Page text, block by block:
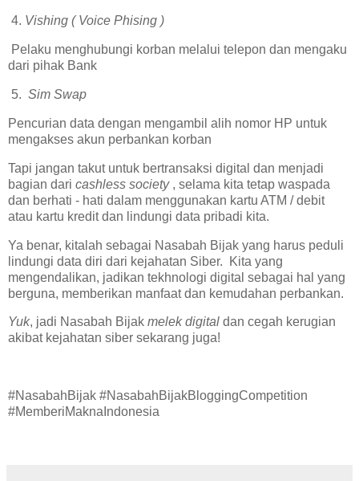
4. Vishing ( Voice Phising )
Pelaku menghubungi korban melalui telepon dan mengaku
dari pihak Bank
5. Sim Swap
Pencurian data dengan mengambil alih nomor HP untuk
mengakses akun perbankan korban
Tapi jangan takut untuk bertransaksi digital dan menjadi
bagian dari cashless society, selama kita tetap waspada
dan berhati - hati dalam menggunakan kartu ATM / debit
atau kartu kredit dan lindungi data pribadi kita.
Ya benar, kitalah sebagai Nasabah Bijak yang harus peduli
lindungi data diri dari kejahatan Siber. Kita yang
mengendalikan, jadikan tekhnologi digital sebagai hal yang
berguna, memberikan manfaat dan kemudahan perbankan.
Yuk, jadi Nasabah Bijak melek digital dan cegah kerugian
akibat kejahatan siber sekarang juga!
#NasabahBijak #NasabahBijakBloggingCompetition
#MemberiMaknaIndonesia